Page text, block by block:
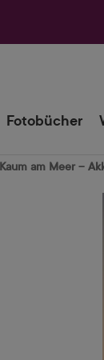
Fotobücher
Kaum am Meer –